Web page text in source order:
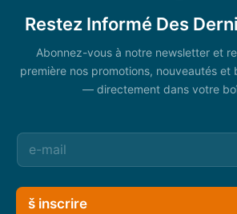
Restez Informé Des
Abonnez-vous à notre newsletter et
première nos promotions, nouveautés et
— directement dans votre
š inscrire